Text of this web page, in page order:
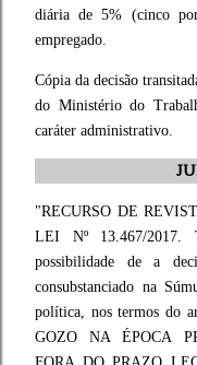
diária de 5% (cinco
empregado.
Cópia da decisão
do Ministério do
caráter administrativo.
"RECURSO DE
LEI Nº 13.467/2017.
possibilidade de a
consubstanciado na
política, nos termos do
GOZO NA ÉPOCA